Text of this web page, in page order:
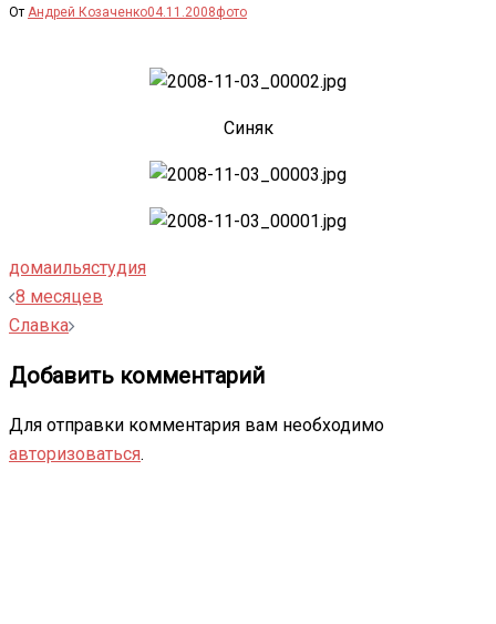
От Андрей Козаченко04.11.2008фото
Синяк
домаильястудия
Навигация
записи
8 месяцев
Славка
Добавить комментарий
Для отправки комментария вам необходимо
авторизоваться.